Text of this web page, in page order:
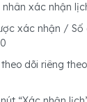
nhân xác nhận
xác nhận /
theo dõi riêng